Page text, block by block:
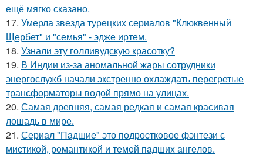
ещё мягко сказано.
17. Умерла звезда турецких сериалов "Клюквенный
Щербет" и "семья" - эдже иртем.
18. Узнали эту голливудскую красотку?
19. В Индии из-за аномальной жары сотрудники
энергослужб начали экстренно охлаждать перегретые
трансформаторы водой прямо на улицах.
20. Самая древняя, самая редкая и самая красивая
лошадь в мире.
21. Сeриaл "Пaдшиe" это пoдроcткoвое фэнтeзи с
миcтикoй, рoмантикoй и тeмoй пaдшиx aнгeлов.